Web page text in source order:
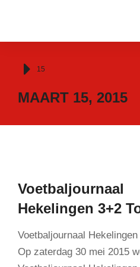
Je bent hier:
15
MAART 15, 2015
Voetbaljournaal
Hekelingen 3+2
Voetbaljournaal Hekelingen
Op zaterdag 30 mei 2015